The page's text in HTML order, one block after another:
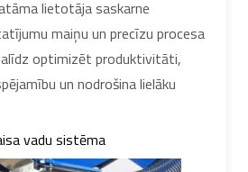
lietotāja saskarne
maiņu un precīzu procesa
optimizēt produktivitāti,
un nodrošina lielāku
vadu sistēma